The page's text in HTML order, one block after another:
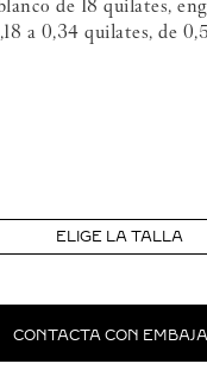
de 18 quilates,
a 0,34 quilates, de
ELIGE LA TALLA
CONTACTA CON